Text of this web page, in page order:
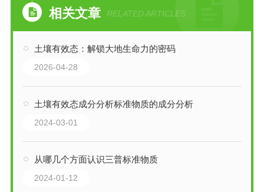
相关文章 RELATED ARTICLES
土壤有效态：解锁大地生命力的密码
2026-04-28
土壤有效态成分分析标准物质的成分分析
2024-03-01
从哪几个方面认识三普标准物质
2024-01-12